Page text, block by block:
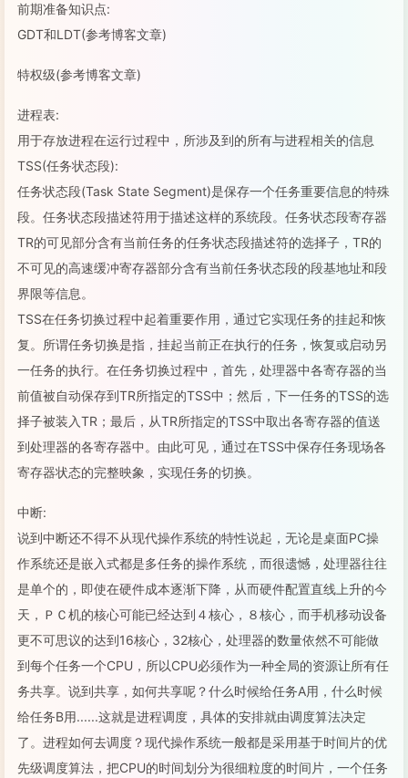
前期准备知识点:
GDT和LDT(参考博客文章)
特权级(参考博客文章)
进程表:
用于存放进程在运行过程中，所涉及到的所有与进程相关的信息
TSS(任务状态段):
任务状态段(Task State Segment)是保存一个任务重要信息的特殊
段。任务状态段描述符用于描述这样的系统段。任务状态段寄存器
TR的可见部分含有当前任务的任务状态段描述符的选择子，TR的
不可见的高速缓冲寄存器部分含有当前任务状态段的段基地址和段
界限等信息。
TSS在任务切换过程中起着重要作用，通过它实现任务的挂起和恢
复。所谓任务切换是指，挂起当前正在执行的任务，恢复或启动另
一任务的执行。在任务切换过程中，首先，处理器中各寄存器的当
前值被自动保存到TR所指定的TSS中；然后，下一任务的TSS的选
择子被装入TR；最后，从TR所指定的TSS中取出各寄存器的值送
到处理器的各寄存器中。由此可见，通过在TSS中保存任务现场各
寄存器状态的完整映象，实现任务的切换。
中断:
说到中断还不得不从现代操作系统的特性说起，无论是桌面PC操
作系统还是嵌入式都是多任务的操作系统，而很遗憾，处理器往往
是单个的，即使在硬件成本逐渐下降，从而硬件配置直线上升的今
天，ＰＣ机的核心可能已经达到４核心，８核心，而手机移动设备
更不可思议的达到16核心，32核心，处理器的数量依然不可能做
到每个任务一个CPU，所以CPU必须作为一种全局的资源让所有任
务共享。说到共享，如何共享呢？什么时候给任务A用，什么时候
给任务B用......这就是进程调度，具体的安排就由调度算法决定
了。进程如何去调度？现代操作系统一般都是采用基于时间片的优
先级调度算法，把CPU的时间划分为很细粒度的时间片，一个任务